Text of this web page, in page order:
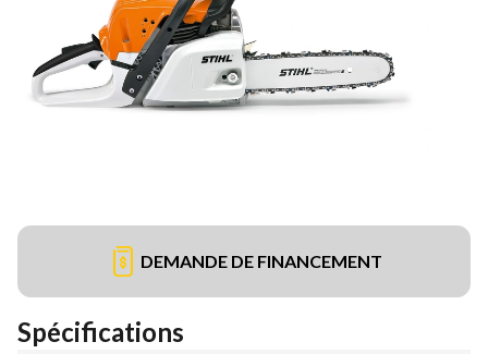
DEMANDE DE FINANCEMENT
Spécifications